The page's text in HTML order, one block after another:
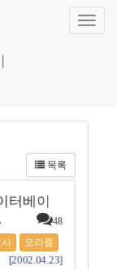
목록
터베이
48
사 오라클
[2002.04.23]